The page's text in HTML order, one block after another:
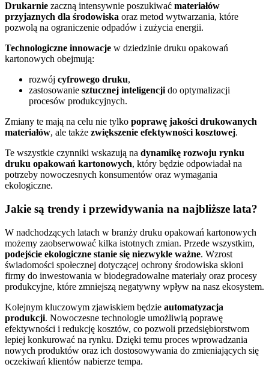
Drukarnie zaczną intensywnie poszukiwać materiałów
przyjaznych dla środowiska oraz metod wytwarzania, które
pozwolą na ograniczenie odpadów i zużycia energii.
Technologiczne innowacje w dziedzinie druku opakowań
kartonowych obejmują:
rozwój cyfrowego druku,
zastosowanie sztucznej inteligencji do optymalizacji
procesów produkcyjnych.
Zmiany te mają na celu nie tylko poprawę jakości drukowanych
materiałów, ale także zwiększenie efektywności kosztowej.
Te wszystkie czynniki wskazują na dynamikę rozwoju rynku
druku opakowań kartonowych, który będzie odpowiadał na
potrzeby nowoczesnych konsumentów oraz wymagania
ekologiczne.
Jakie są trendy i przewidywania na najbliższe lata?
W nadchodzących latach w branży druku opakowań kartonowych
możemy zaobserwować kilka istotnych zmian. Przede wszystkim,
podejście ekologiczne stanie się niezwykle ważne. Wzrost
świadomości społecznej dotyczącej ochrony środowiska skłoni
firmy do inwestowania w biodegradowalne materiały oraz procesy
produkcyjne, które zmniejszą negatywny wpływ na nasz ekosystem.
Kolejnym kluczowym zjawiskiem będzie automatyzacja
produkcji. Nowoczesne technologie umożliwią poprawę
efektywności i redukcję kosztów, co pozwoli przedsiębiorstwom
lepiej konkurować na rynku. Dzięki temu proces wprowadzania
nowych produktów oraz ich dostosowywania do zmieniających się
oczekiwań klientów nabierze tempa.